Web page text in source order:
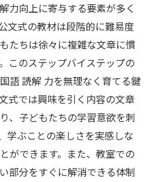
力向上に寄与する要素が多く
文式の教材は段階的に難易度
たちは徐々に複雑な文章に慣
このステップバイステップの
語 読解 力を無理なく育てる鍵
式では興味を引く内容の文章
、子どもたちの学習意欲を刺
学ぶことの楽しさを実感しな
ができます。また、教室での
部分をすぐに解消できる体制